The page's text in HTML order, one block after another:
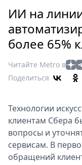
Россия
Мир
Туризм
Мода
Кино
Афиша
Книги
ИИ на
более 65%
Читайте Metro в
Поделиться
Технологии
клиентам Сбера
вопросы и
сервисам. В
обращений